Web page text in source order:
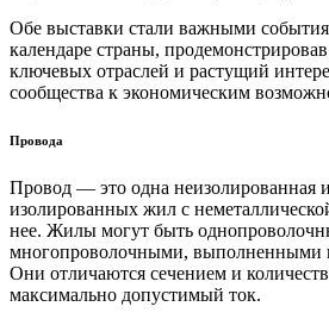
Обе выставки стали важными
календаре страны,
ключевых отраслей и растущий
сообщества к экономическим
Провода
Провод — это одна неизолированная
изолированных жил с
нее. Жилы могут быть
многопроволочными, выполненными
Они отличаются сечением и
максимально допустимый ток.